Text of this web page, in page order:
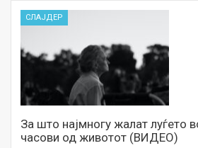
СЛАЈДЕР
За што најмногу жалат луѓето
часови од животот (ВИДЕО)